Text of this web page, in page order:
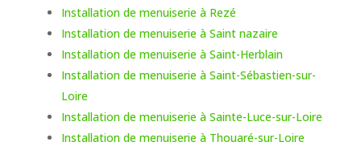
Installation de menuiserie à Rezé
Installation de menuiserie à Saint nazaire
Installation de menuiserie à Saint-Herblain
Installation de menuiserie à Saint-Sébastien-sur-
Loire
Installation de menuiserie à Sainte-Luce-sur-Loire
Installation de menuiserie à Thouaré-sur-Loire